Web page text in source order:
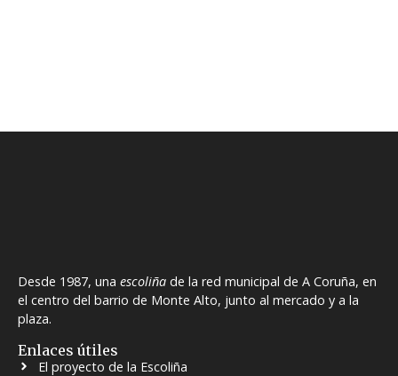
Desde 1987, una escoliña de la red municipal de A Coruña, en
el centro del barrio de Monte Alto, junto al mercado y a la
plaza.
Enlaces útiles
El proyecto de la Escoliña